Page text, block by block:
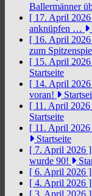
Ballermänner
[ 17. April
anknüpfen …
[ 16. April
zum
[ 15. April
Startseite
[ 14. April
voran!
[ 11. April
Startseite
[ 11. April
Startseite
[ 7. April 2026 ]
wurde 90!
[ 6. April 2026 ]
[ 4. April 2026 ]
[ 3. April 2026 ]